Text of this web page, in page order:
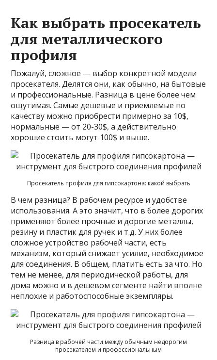
Как выбрать просекатель
для металлического
профиля
Пожалуй, сложное — выбор конкретной модели
просекателя. Делятся они, как обычно, на бытовые
и профессиональные. Разница в цене более чем
ощутимая. Самые дешевые и приемлемые по
качеству можно приобрести примерно за 10$,
нормальные — от 20-30$, а действительно
хорошие стоить могут 100$ и выше.
Просекатель профиля для гипсокартона: какой выбрать
В чем разница? В рабочем ресурсе и удобстве
использования. А это значит, что в более дорогих
применяют более прочные и дорогие металлы,
резину и пластик для ручек и т.д. У них более
сложное устройство рабочей части, есть
механизм, который снижает усилие, необходимое
для соединения. В общем, платить есть за что. Но
тем не менее, для периодической работы, для
дома можно и в дешевом сегменте найти вполне
неплохие и работоспособные экземпляры.
Разница в рабочей части между обычным недорогим
просекателем и профессиональным